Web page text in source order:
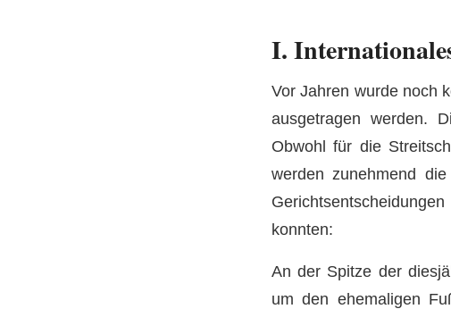
I.
Vor Jahren wurde noch
ausgetragen werden.
Obwohl für die
werden zunehmend
konnten:
An der Spitze der
um den ehemaligen